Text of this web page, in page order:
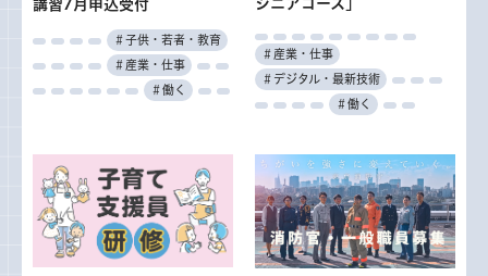
講習7月申込受付
＃子供・若者・教育
＃産業・仕事
＃働く
ジニアコース」
＃産業・仕事
＃デジタル・最新技術
＃働く